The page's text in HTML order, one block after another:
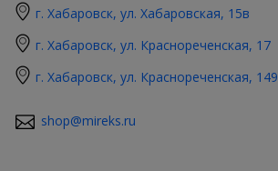
г. Хабаровск, ул. Хабаровская, 15в
г. Хабаровск, ул. Краснореченская, 17
г. Хабаровск, ул. Краснореченская, 149
shop@mireks.ru